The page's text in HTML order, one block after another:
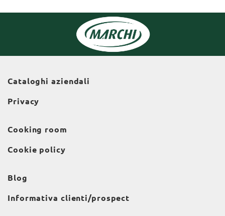
Cataloghi aziendali
Privacy
Cooking room
Cookie policy
Blog
Informativa clienti/prospect